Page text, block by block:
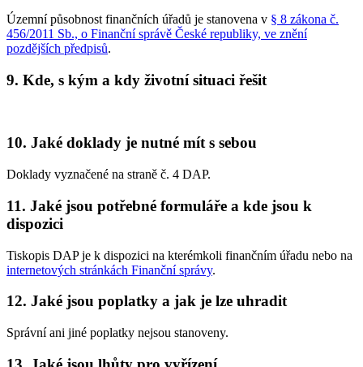
Územní působnost finančních úřadů je stanovena v § 8 zákona č.
456/2011 Sb., o Finanční správě České republiky, ve znění
pozdějších předpisů.
9. Kde, s kým a kdy životní situaci řešit
10. Jaké doklady je nutné mít s sebou
Doklady vyznačené na straně č. 4 DAP.
11. Jaké jsou potřebné formuláře a kde jsou k
dispozici
Tiskopis DAP je k dispozici na kterémkoli finančním úřadu nebo na
internetových stránkách Finanční správy.
12. Jaké jsou poplatky a jak je lze uhradit
Správní ani jiné poplatky nejsou stanoveny.